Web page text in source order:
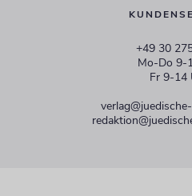
+49 30
Mo-Do 9-
Fr 9-14